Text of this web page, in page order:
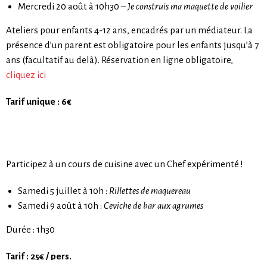
Mercredi 20 août à 10h30 –Je construis ma maquette de voilier
Ateliers pour enfants 4-12 ans, encadrés par un médiateur. La
présence d’un parent est obligatoire pour les enfants jusqu’à 7
ans (facultatif au delà). Réservation en ligne obligatoire,
cliquez ici
Tarif unique : 6€
Participez à un cours de cuisine avec un Chef expérimenté !
Samedi 5 juillet à 10h : Rillettes de maquereau
Samedi 9 août à 10h : Ceviche de bar aux agrumes
Durée : 1h30
Tarif : 25€ / pers.